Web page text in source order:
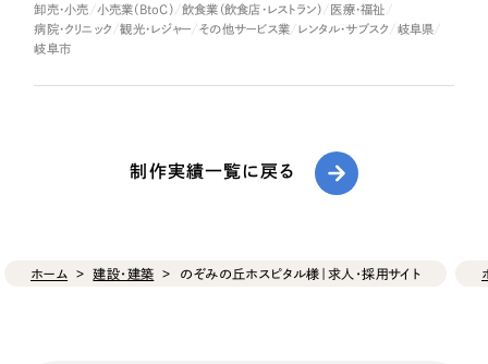
卸売・小売 小売業（BtoC） 飲食業（飲食店・レストラン）
医療・福祉
病院・クリニック
観光・レジャー その他サービス業 レンタル・サブスク
岐阜県
岐阜市
制作実績一覧に戻る
ホーム 建設・建築 のぞみの丘ホスピタル様｜求人・採用サイト